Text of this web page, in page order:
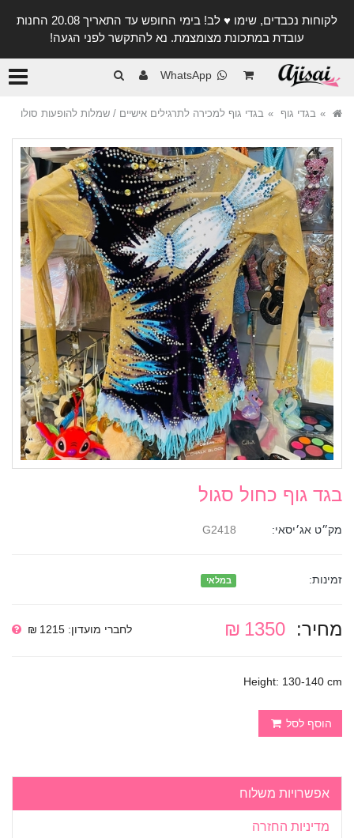
לקוחות נכבדים, שימו ♥️ לב! בימי החופש עד התאריך 20.08 החנות
עובדת במתכונת מצומצמת. נא להתקשר לפני הגעה!
WhatsApp
בגדי גוף בגדי גוף למכירה לתרגילים אישיים / שמלות להופעות סולו
בגד גוף כחול סגול
מק״ט אג׳יסאי:
זמינות: במלאי
מחיר: 1350 ₪ לחברי מועדון: 1215 ₪
Height: 130-140 cm
הוסף לסל
אפשרויות משלוח
מדיניות החזרה